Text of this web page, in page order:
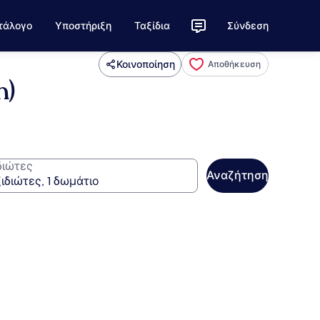
Υποστήριξη Ταξίδια Σύνδεση
Κοινοποίηση Αποθήκευση
Αναζήτηση